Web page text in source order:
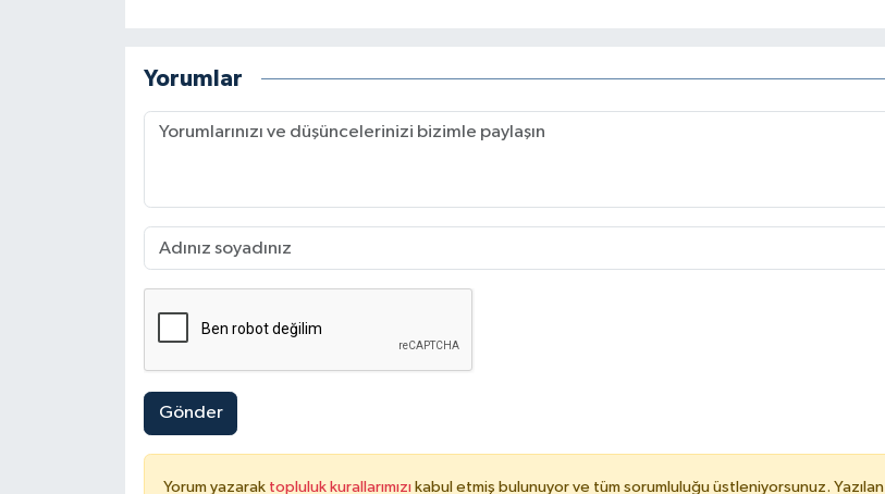
Yorumlar
Gönder
Yorum yazarak topluluk kurallarımızı kabul etmiş bulunuyor ve tüm sorumluluğu üstleniyorsunuz. Yazılan